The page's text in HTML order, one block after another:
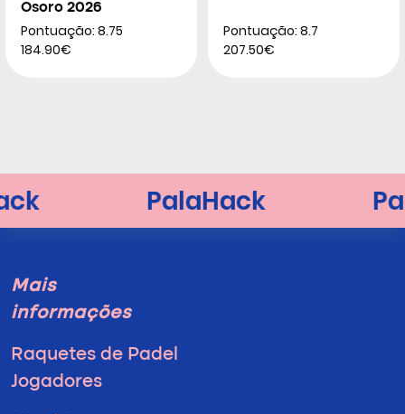
Osoro 2026
Pontuação: 8.75
184.90€
Pontuação: 8.7
207.50€
Mais
informações
Raquetes de Padel
Jogadores